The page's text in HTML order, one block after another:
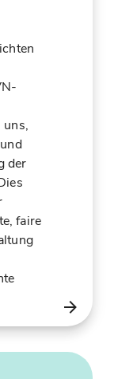
uns,
der
faire